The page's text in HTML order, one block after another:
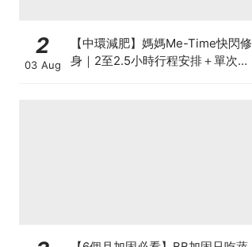
2
03 Aug
【中環減肥】媽媽Me-Time快閃修
身｜2至2.5小時行程安排＋單次收